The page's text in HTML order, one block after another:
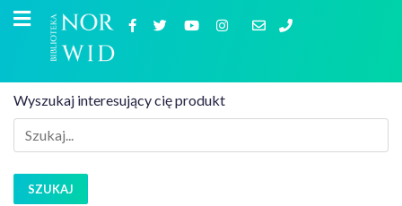
Wyszukaj interesujący cię produkt
SZUKAJ